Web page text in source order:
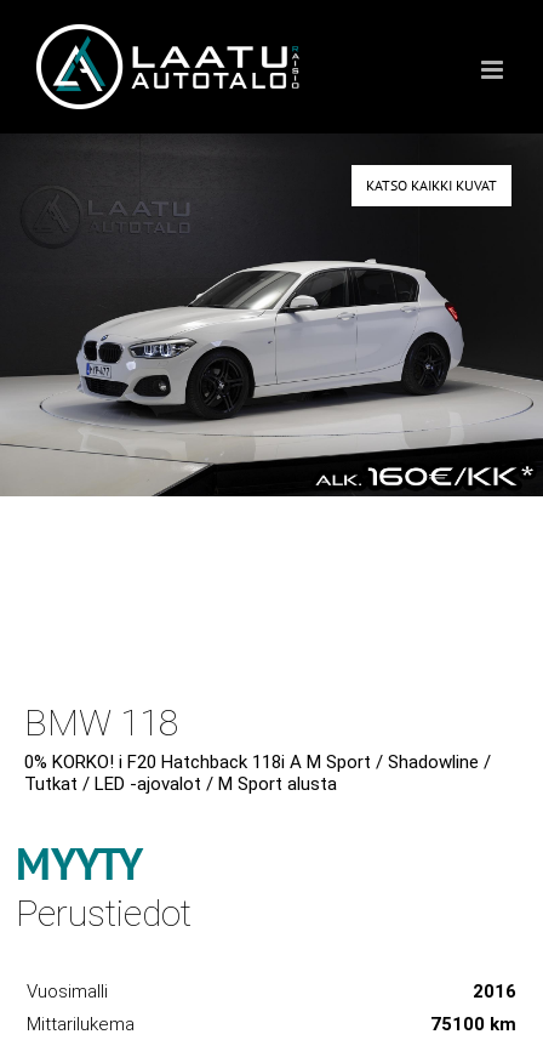
content
KATSO KAIKKI KUVAT
BMW 118
0% KORKO! i F20 Hatchback 118i A M Sport / Shadowline /
Tutkat / LED -ajovalot / M Sport alusta
MYYTY
Perustiedot
Vuosimalli
2016
Mittarilukema
75100 km